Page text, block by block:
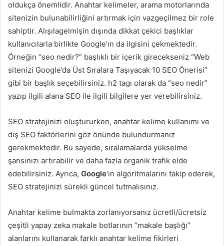
oldukça önemlidir. Anahtar kelimeler, arama motorlarında
sitenizin bulunabilirliğini artırmak için vazgeçilmez bir role
sahiptir. Alışılagelmişin dışında dikkat çekici başlıklar
kullanıcılarla birlikte Google’ın da ilgisini çekmektedir.
Örneğin “seo nedir?” başlıklı bir içerik girecekseniz “Web
sitenizi Google’da Üst Sıralara Taşıyacak 10 SEO Önerisi”
gibi bir başlık seçebilirsiniz. h2 tagı olarak da “seo nedir”
yazıp ilgili alana SEO ile ilgili bilgilere yer verebilirsiniz.
SEO stratejinizi oluştururken, anahtar kelime kullanımı ve
dış SEO faktörlerini göz önünde bulundurmanız
gerekmektedir. Bu sayede, sıralamalarda yükselme
şansınızı artırabilir ve daha fazla organik trafik elde
edebilirsiniz. Ayrıca, Google‘ın algoritmalarını takip ederek,
SEO stratejinizi sürekli güncel tutmalısınız.
Anahtar kelime bulmakta zorlanıyorsanız ücretli/ücretsiz
çeşitli yapay zeka makale botlarının “makale başlığı”
alanlarını kullanarak farklı anahtar kelime fikirleri